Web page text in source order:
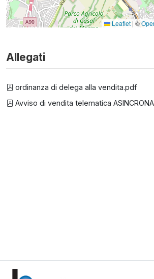
Leaflet | ©
Allegati
ordinanza di delega alla vendita.pdf
Avviso di vendita telematica